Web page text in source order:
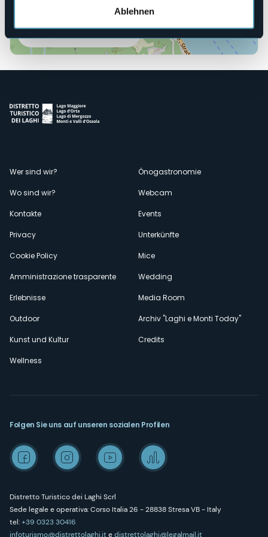
Ablehnen
Öffnen Sie die Karte
Menù
secondario
Wer sind wir?
Wo sind wir?
Kontakte
Privacy
Cookie Policy
Amministrazione trasparente
Erlebnisse
Outdoor
Kunst und Kultur
Wellness
Önogastronomie
Webcam
Events
Unterkünfte
Mice
Wedding
Media Room
Archiv "Laghi e Monti Today"
Credits
Distretto Turistico dei Laghi Scrl
Sede legale e operativa: Corso Italia 26 - 28838 Stresa VB - Italy
tel:+39 0323 30416
infoturismo@distrettolaghi.itedistrettolaghi@legalmail.it
Folgen Sie uns auf unseren sozialen Profilen